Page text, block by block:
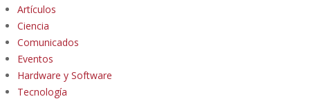
Artículos
Ciencia
Comunicados
Eventos
Hardware y Software
Tecnología